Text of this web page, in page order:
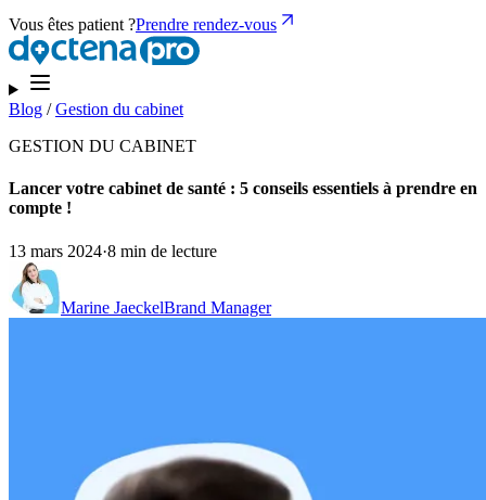
Vous êtes patient ?Prendre rendez-vous
Blog /Gestion du cabinet
GESTION DU CABINET
Lancer votre cabinet de santé : 5 conseils essentiels à prendre en
compte !
13 mars 2024·8 min de lecture
Marine JaeckelBrand Manager